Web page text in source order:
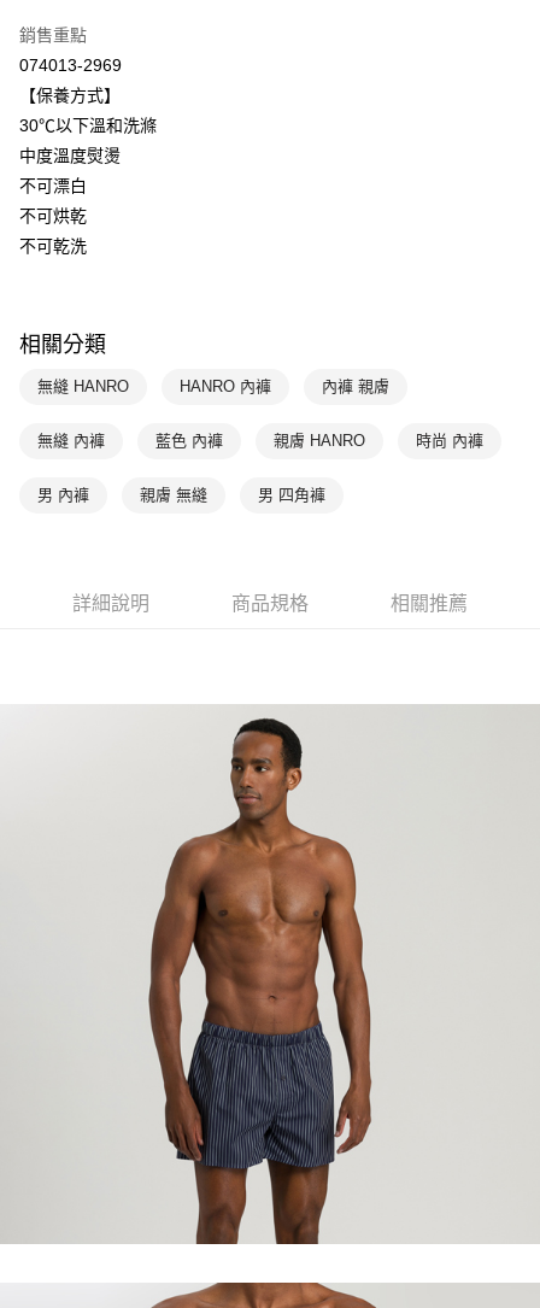
聯邦商業銀行
台新國際商業銀行
台灣樂天信用卡公司
ATM付款
運送方式
付款後全家取貨$888免運-以PackAge+配客嘉循環箱包裝寄出
每筆NT$90，滿NT$888(含以上)免運費
付款後萊爾富取貨
每筆NT$90，滿NT$1,000(含以上)免運費
宅配
銷售重點
074013-2969
【保養方式】
30℃以下溫和洗滌
中度溫度熨燙
不可漂白
不可烘乾
不可乾洗
相關分類
無縫 HANRO HANRO 內褲 內褲 親膚
無縫 內褲 藍色 內褲 親膚 HANRO 時尚 內褲
男 內褲 親膚 無縫 男 四角褲
詳細說明 商品規格 相關推薦